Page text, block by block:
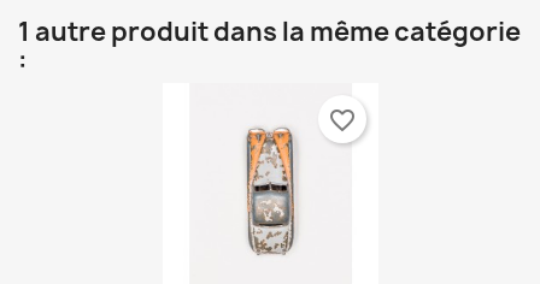
1 autre produit dans la même catégorie
:
favorite_border